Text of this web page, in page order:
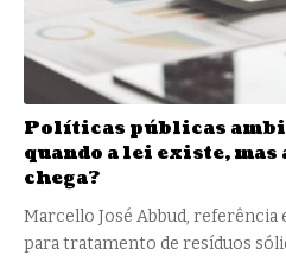
Políticas públicas
quando a lei existe,
chega?
Marcello José Abbud,
para tratamento de resíduos